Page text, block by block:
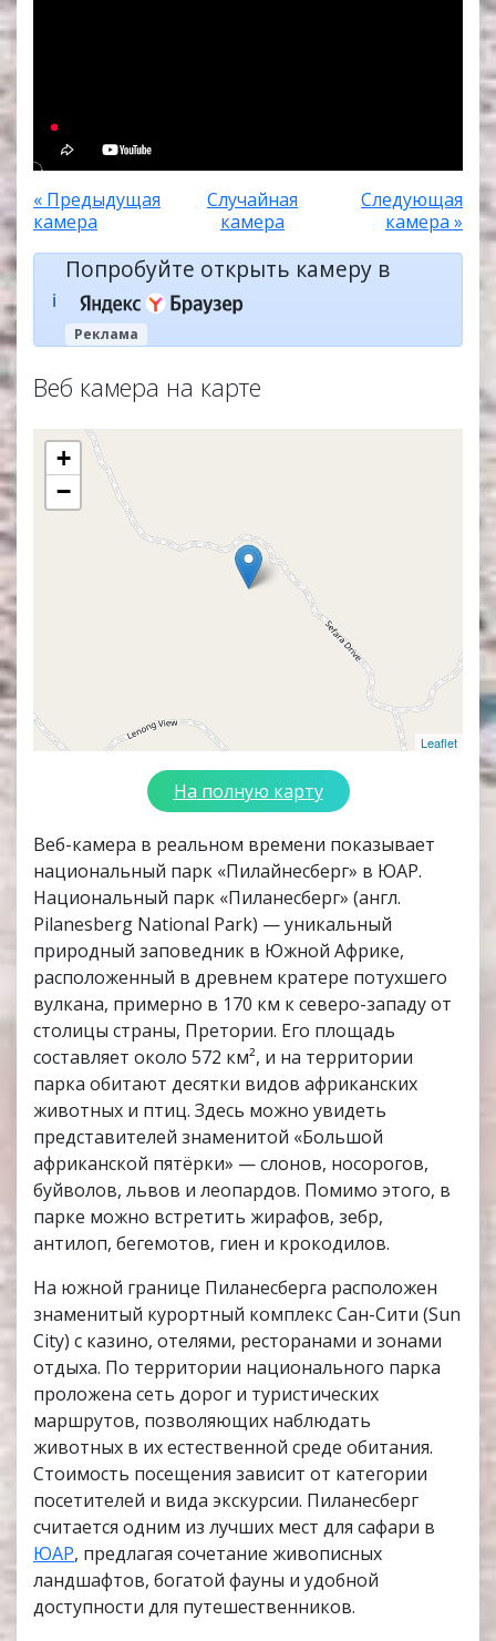
« Предыдущая
камера
Случайная
камера
Следующая
камера »
ℹ️
Попробуйте открыть камеру в
Реклама
Веб камера на карте
+
−
Leaflet
На полную карту
Веб-камера в реальном времени показывает
национальный парк «Пилайнесберг» в ЮАР.
Национальный парк «Пиланесберг» (англ.
Pilanesberg National Park) — уникальный
природный заповедник в Южной Африке,
расположенный в древнем кратере потухшего
вулкана, примерно в 170 км к северо-западу от
столицы страны, Претории. Его площадь
составляет около 572 км², и на территории
парка обитают десятки видов африканских
животных и птиц. Здесь можно увидеть
представителей знаменитой «Большой
африканской пятёрки» — слонов, носорогов,
буйволов, львов и леопардов. Помимо этого, в
парке можно встретить жирафов, зебр,
антилоп, бегемотов, гиен и крокодилов.
На южной границе Пиланесберга расположен
знаменитый курортный комплекс Сан-Сити (Sun
City) с казино, отелями, ресторанами и зонами
отдыха. По территории национального парка
проложена сеть дорог и туристических
маршрутов, позволяющих наблюдать
животных в их естественной среде обитания.
Стоимость посещения зависит от категории
посетителей и вида экскурсии. Пиланесберг
считается одним из лучших мест для сафари в
ЮАР, предлагая сочетание живописных
ландшафтов, богатой фауны и удобной
доступности для путешественников.